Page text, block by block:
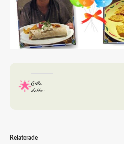
Gilla
detta:
Relaterade